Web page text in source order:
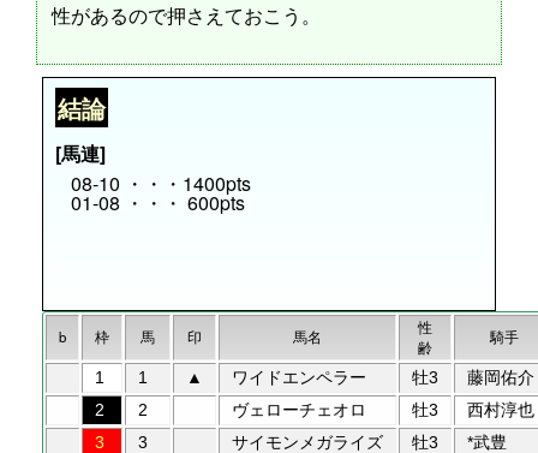
性があるので押さえておこう。
結論
[馬連]
08-10 ・・・1400pts
01-08 ・・・ 600pts
b 枠 馬 印 馬名
性
齢
騎手
1 1 ▲ ワイドエンペラー 牡3
藤岡佑介
2
2 ヴェローチェオロ 牡3
西村淳也
3
3 サイモンメガライズ 牡3
*武豊